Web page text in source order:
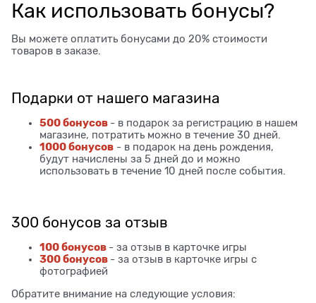
Как использовать бонусы?
Вы можете оплатить бонусами до 20% стоимости
товаров в заказе.
Подарки от нашего магазина
500 бонусов - в подарок за регистрацию в нашем
магазине, потратить можно в течение 30 дней.
1000 бонусов - в подарок на день рождения,
будут начислены за 5 дней до и можно
использовать в течение 10 дней после события.
300 бонусов за отзыв
100 бонусов - за отзыв в карточке игры
300 бонусов - за отзыв в карточке игры с
фотографией
Обратите внимание на следующие условия: